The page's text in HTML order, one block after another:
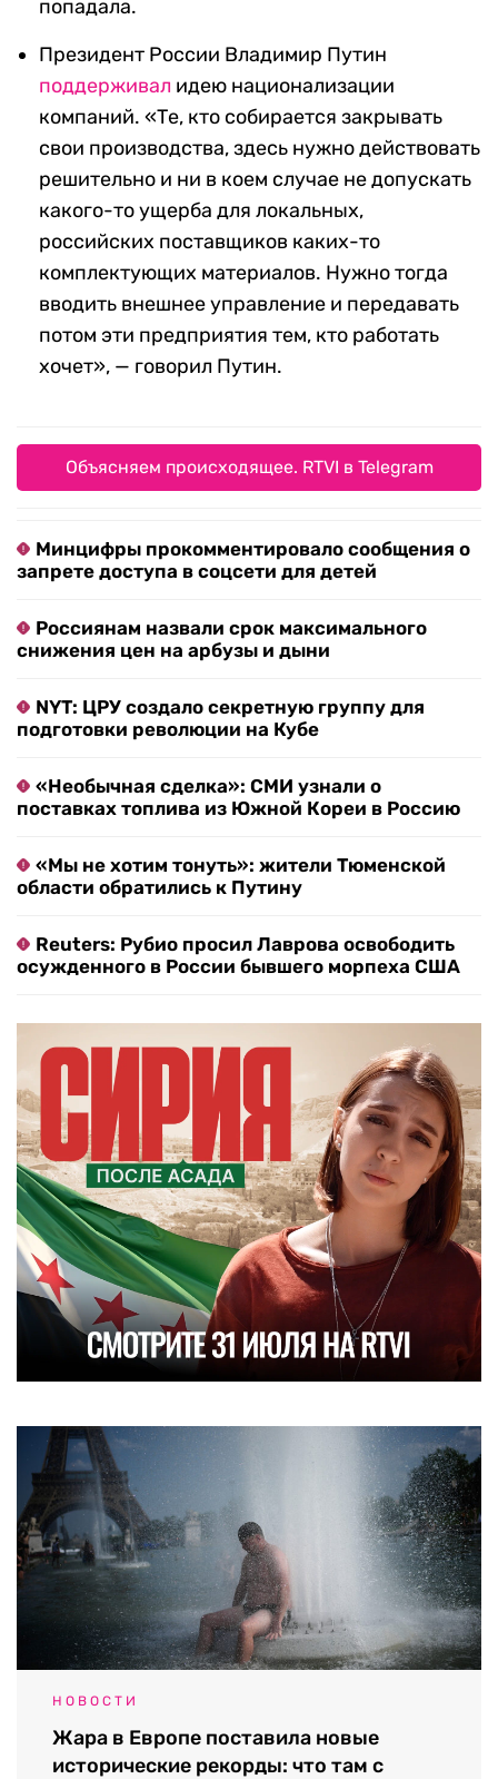
попадала.
Президент России Владимир Путин
поддерживал идею национализации
компаний. «Те, кто собирается закрывать
свои производства, здесь нужно действовать
решительно и ни в коем случае не допускать
какого-то ущерба для локальных,
российских поставщиков каких-то
комплектующих материалов. Нужно тогда
вводить внешнее управление и передавать
потом эти предприятия тем, кто работать
хочет», — говорил Путин.
Объясняем происходящее. RTVI в Telegram
Минцифры прокомментировало сообщения о
запрете доступа в соцсети для детей
Россиянам назвали срок максимального
снижения цен на арбузы и дыни
NYT: ЦРУ создало секретную группу для
подготовки революции на Кубе
«Необычная сделка»: СМИ узнали о
поставках топлива из Южной Кореи в Россию
«Мы не хотим тонуть»: жители Тюменской
области обратились к Путину
Reuters: Рубио просил Лаврова освободить
осужденного в России бывшего морпеха США
НОВОСТИ
Жара в Европе поставила новые
исторические рекорды: что там с